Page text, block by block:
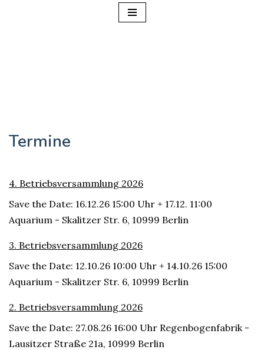
Termine
4. Betriebsversammlung 2026
Save the Date: 16.12.26 15:00 Uhr + 17.12. 11:00
Aquarium - Skalitzer Str. 6, 10999 Berlin
3. Betriebsversammlung 2026
Save the Date: 12.10.26 10:00 Uhr + 14.10.26 15:00
Aquarium - Skalitzer Str. 6, 10999 Berlin
2. Betriebsversammlung 2026
Save the Date: 27.08.26 16:00 Uhr Regenbogenfabrik -
Lausitzer Straße 21a, 10999 Berlin